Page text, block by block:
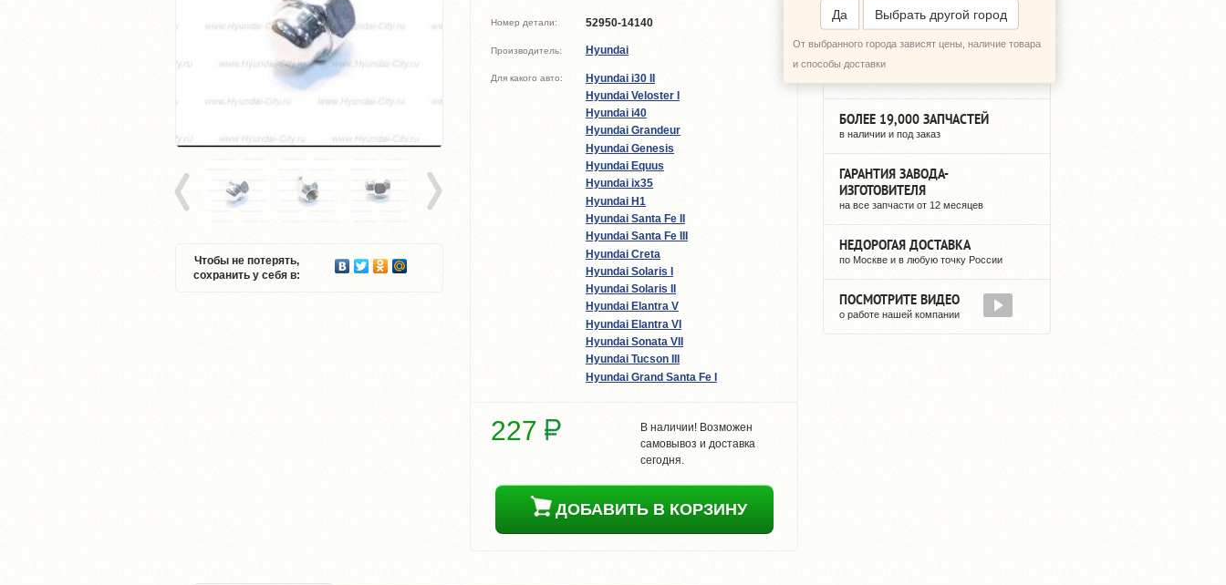
Чтобы не потерять,
сохранить у себя в:
Номер детали: 52950-14140
Производитель: Hyundai
Для какого авто:
Hyundai i30 II
Hyundai Veloster I
Hyundai i40
Hyundai Grandeur
Hyundai Genesis
Hyundai Equus
Hyundai ix35
Hyundai H1
Hyundai Santa Fe II
Hyundai Santa Fe III
Hyundai Creta
Hyundai Solaris I
Hyundai Solaris II
Hyundai Elantra V
Hyundai Elantra VI
Hyundai Sonata VII
Hyundai Tucson III
Hyundai Grand Santa Fe I
227
В наличии! Возможен
самовывоз и доставка
сегодня.
ДОБАВИТЬ В КОРЗИНУ
Да Выбрать другой город
От выбранного города зависят цены, наличие товара
и способы доставки
ПЕРЕЗВОНИТЬ МНЕ
3 ГОДА НА РЫНКЕ
БОЛЕЕ 19,000 ЗАПЧАСТЕЙ
в наличии и под заказ
ГАРАНТИЯ ЗАВОДА-
ИЗГОТОВИТЕЛЯ
на все запчасти от 12 месяцев
НЕДОРОГАЯ ДОСТАВКА
по Москве и в любую точку России
ПОСМОТРИТЕ ВИДЕО
о работе нашей компании